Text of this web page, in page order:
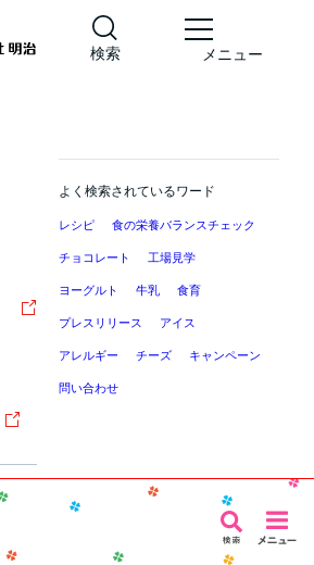
検索 メニュー
よく検索されているワード
レシピ 食の栄養バランスチェック
チョコレート 工場見学
ヨーグルト 牛乳 食育
プレスリリース アイス
アレルギー チーズ キャンペーン
問い合わせ